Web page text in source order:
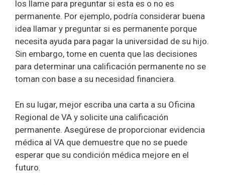
los llame para preguntar si esta es o no es
permanente. Por ejemplo, podría considerar buena
idea llamar y preguntar si es permanente porque
necesita ayuda para pagar la universidad de su hijo.
Sin embargo, tome en cuenta que las decisiones
para determinar una calificación permanente no se
toman con base a su necesidad financiera.
En su lugar, mejor escriba una carta a su Oficina
Regional de VA y solicite una calificación
permanente. Asegúrese de proporcionar evidencia
médica al VA que demuestre que no se puede
esperar que su condición médica mejore en el
futuro.